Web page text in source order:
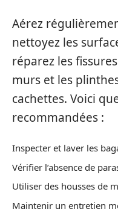
Aérez
nettoyez les
réparez les
murs et les
cachettes. Voici
recommandées :
Inspecter et laver les
Vérifier l’absence de
Utiliser des housses de
Maintenir un entretien